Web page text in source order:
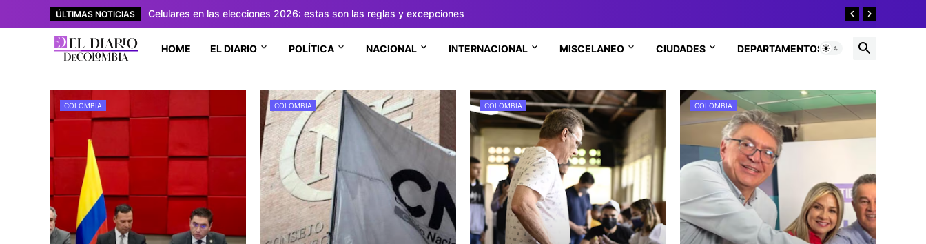
ÚLTIMAS NOTICIAS Celulares en las elecciones 2026: estas son las reglas y excepciones
HOME EL DIARIO POLÍTICA NACIONAL INTERNACIONAL MISCELANEO CIUDADES DEPARTAMENTOS
COLOMBIA COLOMBIA COLOMBIA COLOMBIA